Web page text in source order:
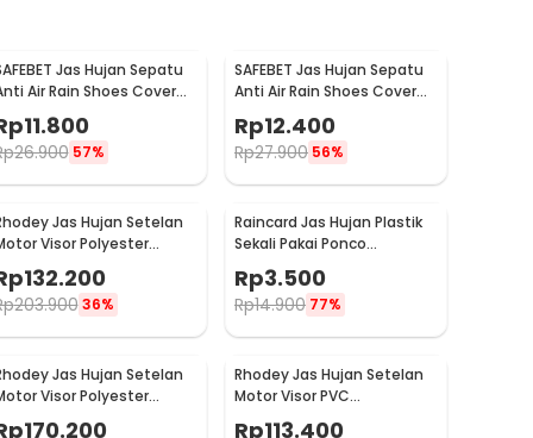
Jas Hujan Sepatu
Air Rain Shoes Cover
PVC Non Slip Strap XL 42-43
H-10111.800
26.900 57%
SAFEBET Jas Hujan Sepatu
Anti Air Rain Shoes Cover
45 - H-101
Rp12.400
Rp27.900 56%
Jas Hujan Setelan
Visor Polyester
Waterproof Raincoat XXXL
ZY-75
132.200
203.900 36%
Raincard Jas Hujan Plastik
Sekali Pakai Ponco
Disposable Raincoat - FY-
04
Rp3.500
Rp14.900 77%
Jas Hujan Setelan
Visor Polyester
170.200
Rhodey Jas Hujan Setelan
Motor Visor PVC
Waterproof Raincoat L -
Rp113.400